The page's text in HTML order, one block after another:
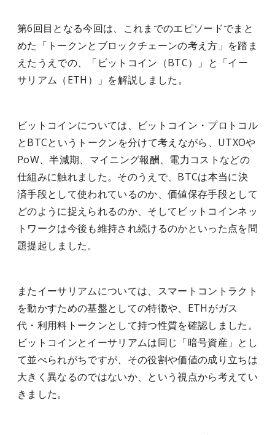
第6回目となる今回は、これまでのエピソードでまと
めた「トークンとブロックチェーンの考え方」を踏ま
えたうえでの、「ビットコイン（BTC）」と「イー
サリアム（ETH）」を解説しました。
ビットコインについては、ビットコイン・プロトコル
とBTCというトークンを分けて考えながら、UTXOや
PoW、半減期、マイニング報酬、電力コストなどの
仕組みに触れました。そのうえで、BTCは本当に決
済手段として使われているのか、価値保存手段として
どのように捉えられるのか、そしてビットコインネッ
トワークは今後も維持され続けるのかといった点を問
題提起しました。
またイーサリアムについては、スマートコントラクト
を動かすための基盤としての特徴や、ETHがガス
代・利用料トークンとして持つ性質を確認しました。
ビットコインとイーサリアムは同じ「暗号資産」とし
て並べられがちですが、その役割や価値の成り立ちは
大きく異なるのではないか、という視点から考えてい
きました。